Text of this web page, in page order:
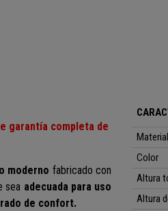
garantía completa de
moderno fabricado con
sea adecuada para uso
de confort.
Material
Color
Altura
Altura